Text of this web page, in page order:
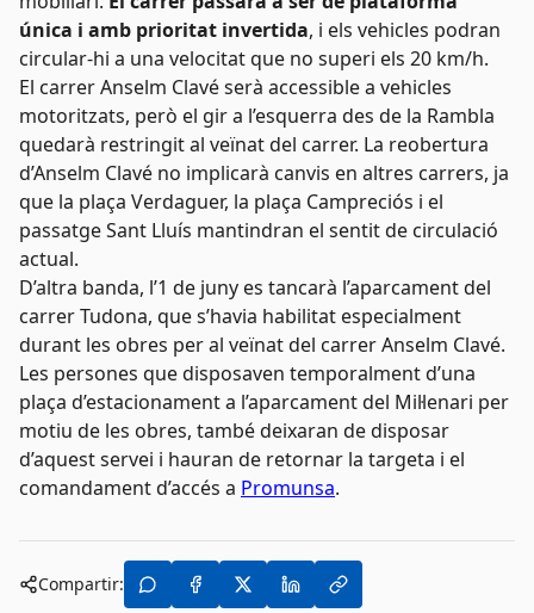
única i amb prioritat invertida, i els vehicles podran
circular-hi a una velocitat que no superi els 20 km/h.
El carrer Anselm Clavé serà accessible a vehicles
motoritzats, però el gir a l’esquerra des de la Rambla
quedarà restringit al veïnat del carrer. La reobertura
d’Anselm Clavé no implicarà canvis en altres carrers, ja
que la plaça Verdaguer, la plaça Campreciós i el
passatge Sant Lluís mantindran el sentit de circulació
actual.
D’altra banda, l’1 de juny es tancarà l’aparcament del
carrer Tudona, que s’havia habilitat especialment
durant les obres per al veïnat del carrer Anselm Clavé.
Les persones que disposaven temporalment d’una
plaça d’estacionament a l’aparcament del Mil·lenari per
motiu de les obres, també deixaran de disposar
d’aquest servei i hauran de retornar la targeta i el
comandament d’accés a Promunsa.
Compartir: